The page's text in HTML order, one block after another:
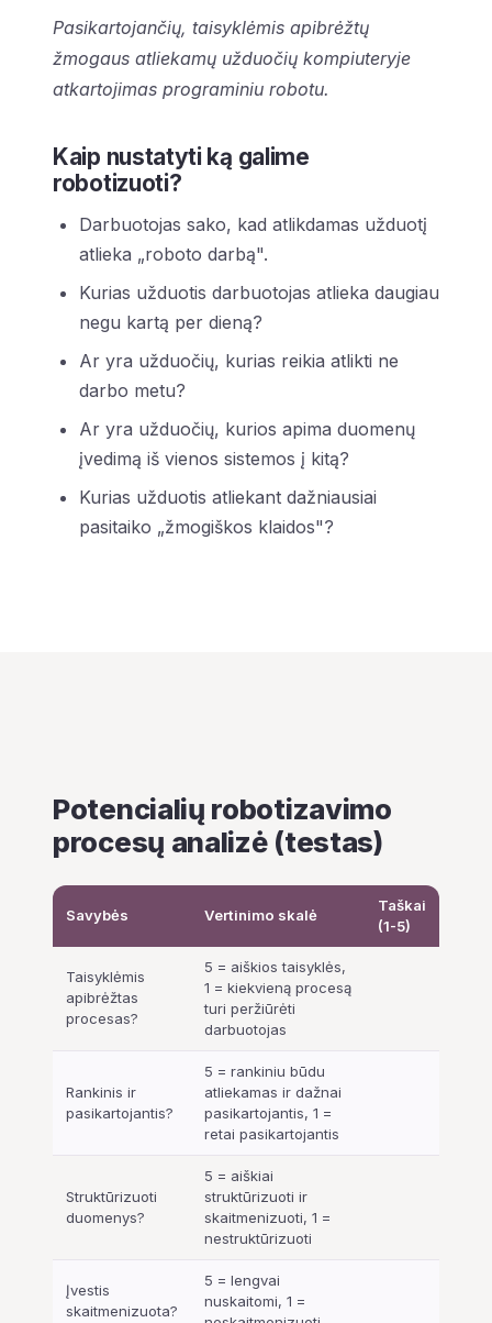
Pasikartojančių, taisyklėmis apibrėžtų
žmogaus atliekamų užduočių kompiuteryje
atkartojimas programiniu robotu.
Kaip nustatyti ką galime
robotizuoti?
Darbuotojas sako, kad atlikdamas užduotį
atlieka „roboto darbą".
Kurias užduotis darbuotojas atlieka daugiau
negu kartą per dieną?
Ar yra užduočių, kurias reikia atlikti ne
darbo metu?
Ar yra užduočių, kurios apima duomenų
įvedimą iš vienos sistemos į kitą?
Kurias užduotis atliekant dažniausiai
pasitaiko „žmogiškos klaidos"?
Potencialių robotizavimo
procesų analizė (testas)
Savybės Vertinimo skalė
Taškai
(1-5)
Taisyklėmis
apibrėžtas
procesas?
5 = aiškios taisyklės,
1 = kiekvieną procesą
turi peržiūrėti
darbuotojas
Rankinis ir
pasikartojantis?
5 = rankiniu būdu
atliekamas ir dažnai
pasikartojantis, 1 =
retai pasikartojantis
Struktūrizuoti
duomenys?
5 = aiškiai
struktūrizuoti ir
skaitmenizuoti, 1 =
nestruktūrizuoti
Įvestis
skaitmenizuota?
5 = lengvai
nuskaitomi, 1 =